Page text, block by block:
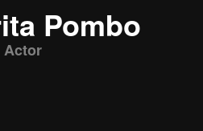
Pombo
Actor